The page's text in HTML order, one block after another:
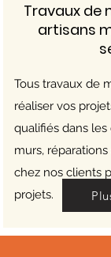
Travaux de
artisans
Tous travaux de
réaliser vos
qualifiés dans
murs,
chez nos clients
projets.